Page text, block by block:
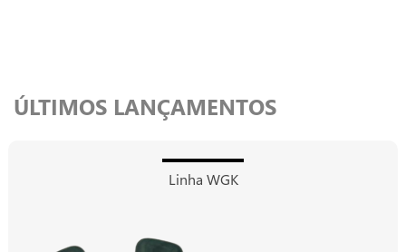
ÚLTIMOS LANÇAMENTOS
Linha WGK